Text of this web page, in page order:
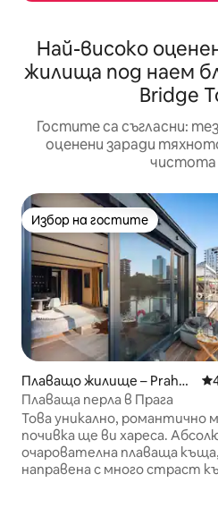
Най-високо
жилища под наем
Bridge
Гостите са съгласни:
оценени заради
чистота
Избор на гостите
Избор на гостите
Плаващо жилище – Praha
7
Плаваща перла в Прага
Това уникално, романтично
почивка ще ви хареса.
очарователна плаваща къща,
направена с много страст